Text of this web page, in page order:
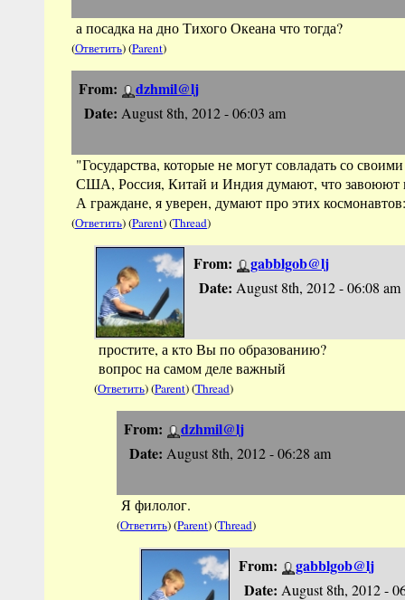
а посадка на дно Тихого Океана что тогда?
(Ответить) (Parent)
From:
dzhmil@lj
Date: August 8th, 2012 - 06:03 am
"Государства, которые не могут совладать со
США, Россия, Китай и Индия думают, что завоюют
А граждане, я уверен, думают про этих
(Ответить) (Parent) (Thread)
From:
gabblgob@lj
Date: August 8th, 2012 - 06:08 am
простите, а кто Вы по образованию?
вопрос на самом деле важный
(Ответить) (Parent) (Thread)
From:
dzhmil@lj
Date: August 8th, 2012 - 06:28 am
Я филолог.
(Ответить) (Parent) (Thread)
From:
gabblgob@lj
Date: August 8th, 2012 -